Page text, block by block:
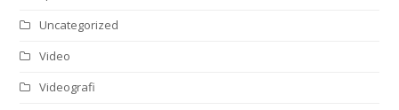
Uncategorized
Video
Videografi